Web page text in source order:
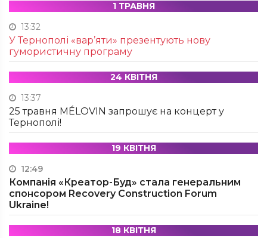
1 ТРАВНЯ
13:32
У Тернополі «вар’яти» презентують нову
гумористичну програму
24 КВІТНЯ
13:37
25 травня MÉLOVIN запрошує на концерт у
Тернополі!
19 КВІТНЯ
12:49
Компанія «Креатор-Буд» стала генеральним
спонсором Recovery Construction Forum
Ukraine!
18 КВІТНЯ